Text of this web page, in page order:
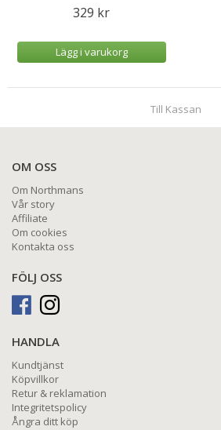
329 kr
Lägg i varukorg
Till Kassan
OM OSS
Om Northmans
Vår story
Affiliate
Om cookies
Kontakta oss
FÖLJ OSS
HANDLA
Kundtjänst
Köpvillkor
Retur & reklamation
Integritetspolicy
Ångra ditt köp